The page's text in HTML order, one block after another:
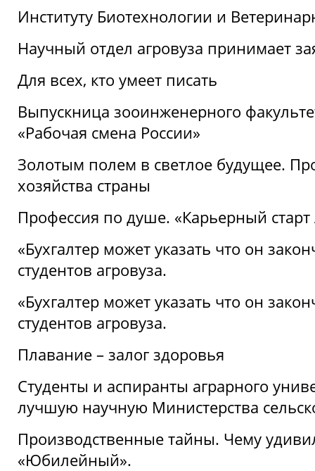
Институту Биотехнологии и
Научный отдел агровуза принимает
Для всех, кто умеет писать
Выпускница зооинженерного
«Рабочая смена России»
Золотым полем в светлое будущее.
хозяйства страны
Профессия по душе. «Карьерный
«Бухгалтер может указать что он
студентов агровуза.
«Бухгалтер может указать что он
студентов агровуза.
Плавание – залог здоровья
Студенты и аспиранты аграрного
лучшую научную Министерства
Производственные тайны. Чему
«Юбилейный».